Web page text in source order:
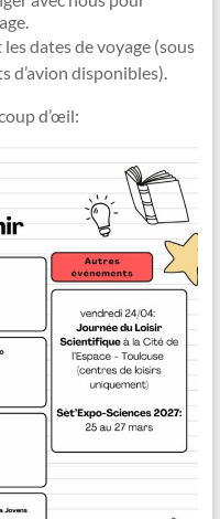
dates de voyage (sous
d’avion disponibles).
d’œil: